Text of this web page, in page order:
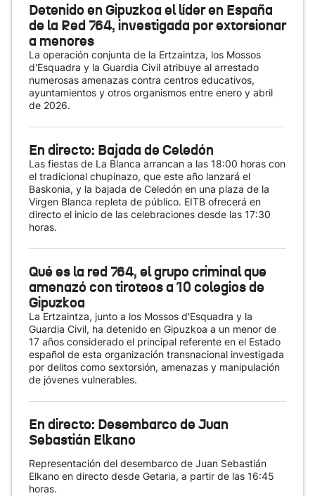
Detenido en Gipuzkoa el líder en España
de la Red 764, investigada por extorsionar
a menores
La operación conjunta de la Ertzaintza, los Mossos
d'Esquadra y la Guardia Civil atribuye al arrestado
numerosas amenazas contra centros educativos,
ayuntamientos y otros organismos entre enero y abril
de 2026.
En directo: Bajada de Celedón
Las fiestas de La Blanca arrancan a las 18:00 horas con
el tradicional chupinazo, que este año lanzará el
Baskonia, y la bajada de Celedón en una plaza de la
Virgen Blanca repleta de público. EITB ofrecerá en
directo el inicio de las celebraciones desde las 17:30
horas.
Qué es la red 764, el grupo criminal que
amenazó con tiroteos a 10 colegios de
Gipuzkoa
La Ertzaintza, junto a los Mossos d'Esquadra y la
Guardia Civil, ha detenido en Gipuzkoa a un menor de
17 años considerado el principal referente en el Estado
español de esta organización transnacional investigada
por delitos como sextorsión, amenazas y manipulación
de jóvenes vulnerables.
En directo: Desembarco de Juan
Sebastián Elkano
Representación del desembarco de Juan Sebastián
Elkano en directo desde Getaria, a partir de las 16:45
horas.